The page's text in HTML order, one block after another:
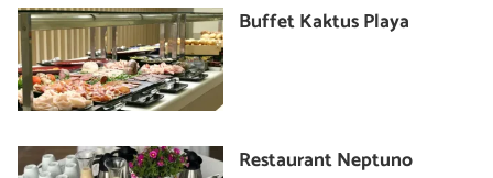
Buffet Kaktus Playa
Restaurant Neptuno